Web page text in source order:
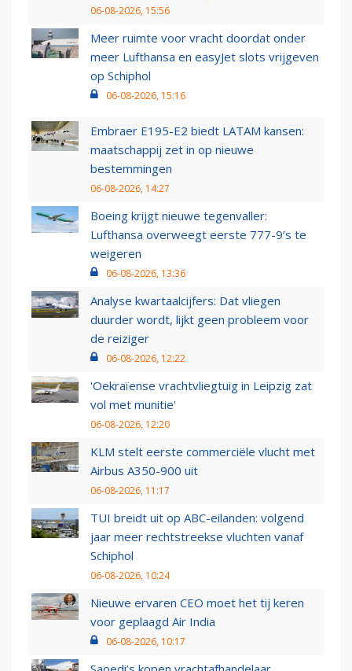
06-08-2026, 15:56
Meer ruimte voor vracht doordat onder
meer Lufthansa en easyJet slots vrijgeven
op Schiphol
06-08-2026, 15:16
Embraer E195-E2 biedt LATAM kansen:
maatschappij zet in op nieuwe
bestemmingen
06-08-2026, 14:27
Boeing krijgt nieuwe tegenvaller:
Lufthansa overweegt eerste 777-9’s te
weigeren
06-08-2026, 13:36
Analyse kwartaalcijfers: Dat vliegen
duurder wordt, lijkt geen probleem voor
de reiziger
06-08-2026, 12:22
'Oekraïense vrachtvliegtuig in Leipzig zat
vol met munitie'
06-08-2026, 12:20
KLM stelt eerste commerciële vlucht met
Airbus A350-900 uit
06-08-2026, 11:17
TUI breidt uit op ABC-eilanden: volgend
jaar meer rechtstreekse vluchten vanaf
Schiphol
06-08-2026, 10:24
Nieuwe ervaren CEO moet het tij keren
voor geplaagd Air India
06-08-2026, 10:17